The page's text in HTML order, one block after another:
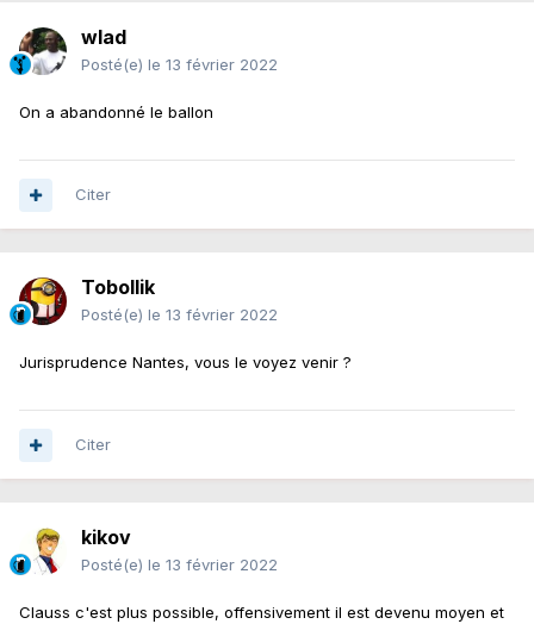
wlad
Posté(e) le 13 février 2022
On a abandonné le ballon
Citer
Tobollik
Posté(e) le 13 février 2022
Jurisprudence Nantes, vous le voyez venir ?
Citer
kikov
Posté(e) le 13 février 2022
Clauss c'est plus possible, offensivement il est devenu moyen et